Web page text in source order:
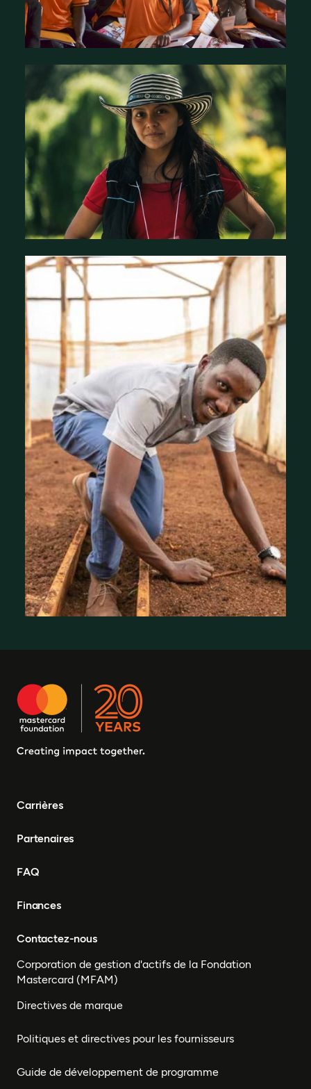
Qui sommes-nous ?
Histoires d'impact
Carrières
Partenaires
FAQ
Finances
Contactez-nous
Corporation de gestion d'actifs de la Fondation
Mastercard (MFAM)
Directives de marque
Politiques et directives pour les fournisseurs
Guide de développement de programme